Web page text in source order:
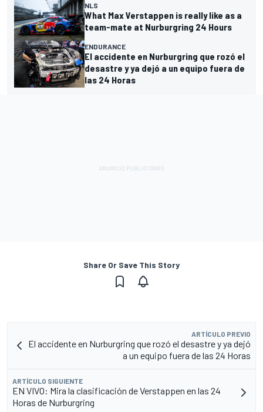
NLS
What Max Verstappen is really like as a
team-mate at Nurburgring 24 Hours
ENDURANCE
El accidente en Nurburgring que rozó el
desastre y ya dejó a un equipo fuera de
las 24 Horas
Share Or Save This Story
ARTÍCULO PREVIO
El accidente en Nurburgring que rozó el desastre y ya dejó
a un equipo fuera de las 24 Horas
ARTÍCULO SIGUIENTE
EN VIVO: Mira la clasificación de Verstappen en las 24
Horas de Nurburgring